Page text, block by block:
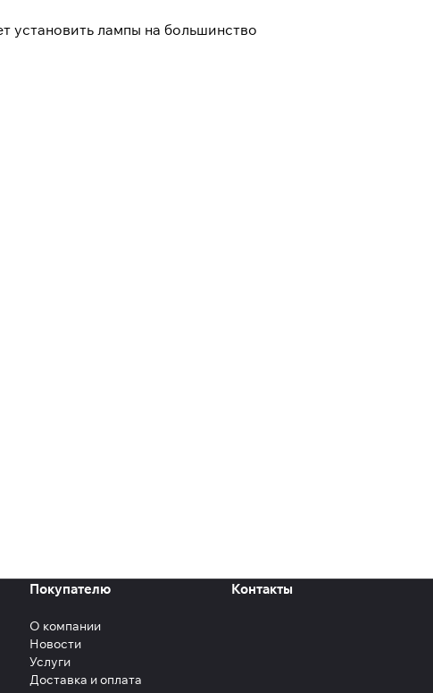
установить лампы на большинство
Покупателю
О компании
Новости
Услуги
Доставка и оплата
Контакты